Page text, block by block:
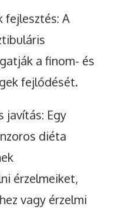
fejlesztés: A
a finom- és
fejlődését.
javítás: Egy
diéta
érzelmeiket,
vagy érzelmi